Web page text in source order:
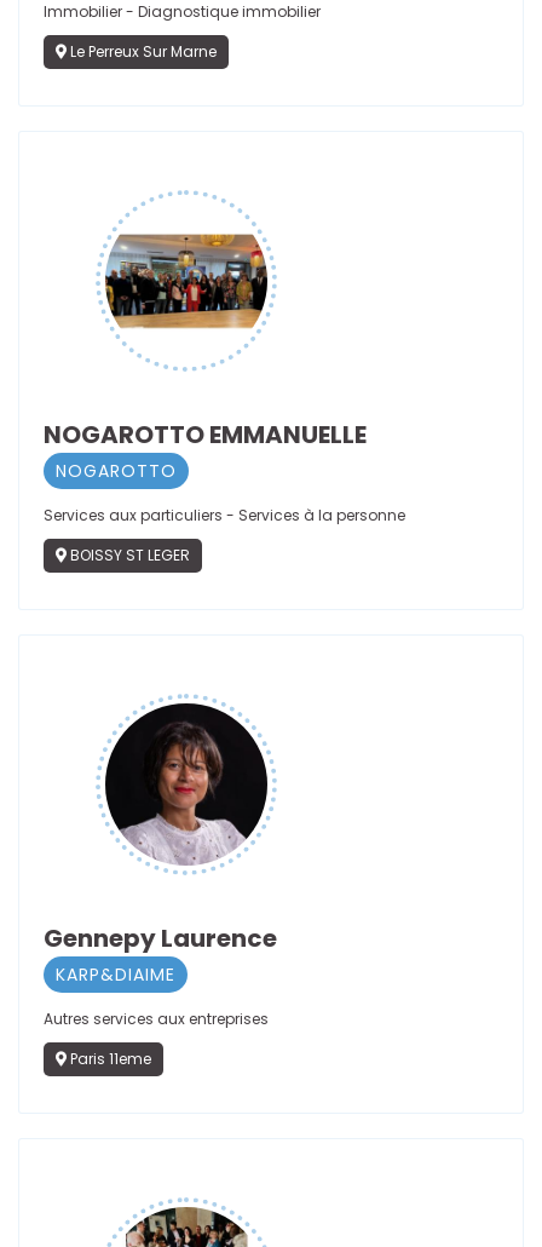
Immobilier - Diagnostique immobilier
Le Perreux Sur Marne
NOGAROTTO EMMANUELLE
NOGAROTTO
Services aux particuliers - Services à la personne
BOISSY ST LEGER
Gennepy Laurence
KARP&DIAIME
Autres services aux entreprises
Paris 11eme